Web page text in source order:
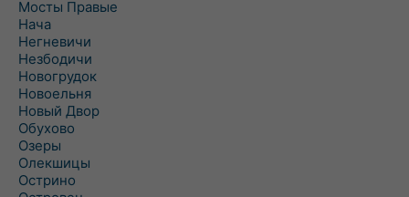
Мосты Правые
Нача
Негневичи
Незбодичи
Новогрудок
Новоельня
Новый Двор
Обухово
Озеры
Олекшицы
Острино